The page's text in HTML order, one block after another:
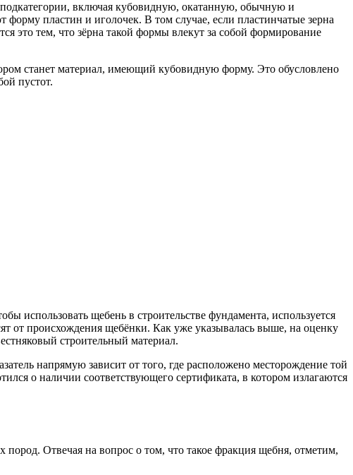
подкатегории, включая кубовидную, окатанную, обычную и
пластин и иголочек. В том случае, если пластинчатые зерна
это тем, что зёрна такой формы влекут за собой формирование
станет материал, имеющий кубовидную форму. Это обусловлено
пустот.
использовать щебень в строительстве фундамента, используется
от происхождения щебёнки. Как уже указывалась выше, на оценку
строительный материал.
напрямую зависит от того, где расположено месторождение той
о наличии соответствующего сертификата, в котором излагаются
пород. Отвечая на вопрос о том, что такое фракция щебня, отметим,